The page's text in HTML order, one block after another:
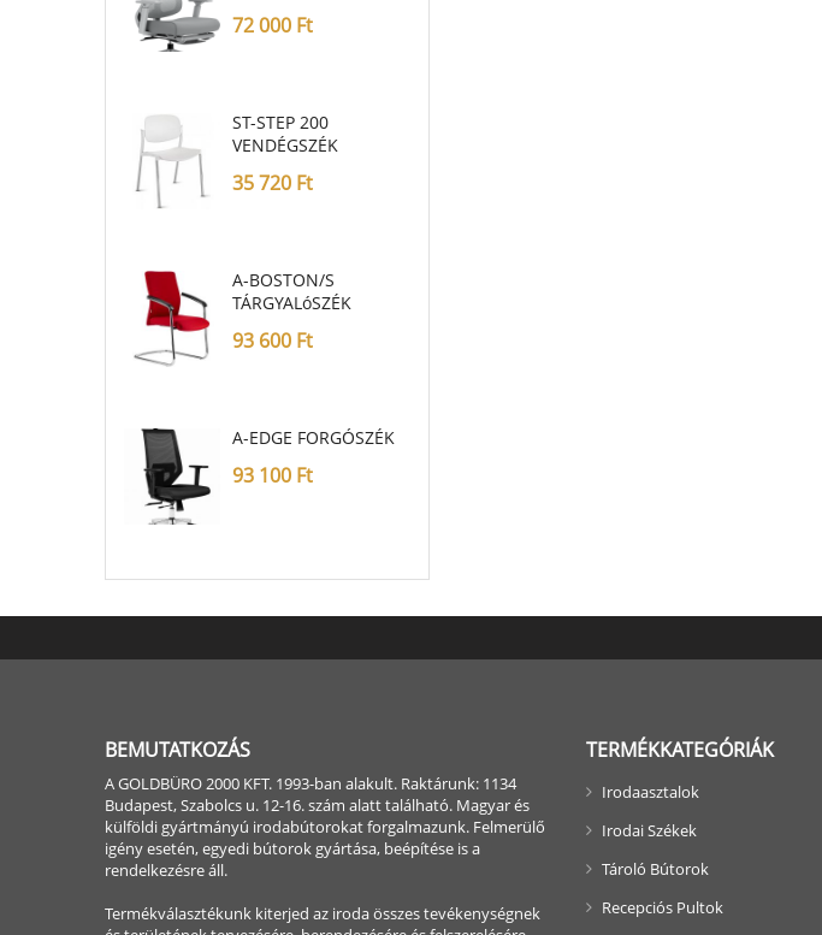
72 000 Ft
ST-STEP 200
VENDÉGSZÉK
35 720 Ft
A-BOSTON/S
TÁRGYALóSZÉK
93 600 Ft
A-EDGE FORGÓSZÉK
93 100 Ft
BEMUTATKOZÁS
A GOLDBÜRO 2000 KFT. 1993-ban alakult. Raktárunk: 1134
Budapest, Szabolcs u. 12-16. szám alatt található. Magyar és
külföldi gyártmányú irodabútorokat forgalmazunk. Felmerülő
igény esetén, egyedi bútorok gyártása, beépítése is a
rendelkezésre áll.
Termékválasztékunk kiterjed az iroda összes tevékenységnek
TERMÉKKATEGÓRIÁK
Irodaasztalok
Irodai Székek
Tároló Bútorok
Recepciós Pultok